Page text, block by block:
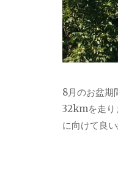
8月のお盆期
32kmを走り
に向けて良